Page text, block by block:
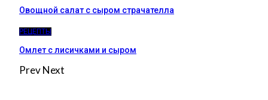
Овощной салат с сыром страчателла
РЕЦЕПТЫ
Омлет с лисичками и сыром
PrevNext